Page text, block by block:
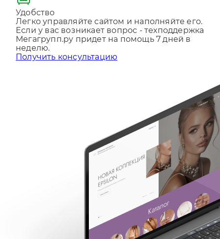
Удобство
Легко управляйте сайтом и наполняйте его.
Если у вас возникает вопрос - техподдержка
Мегагрупп.ру придет на помощь 7 дней в
неделю.